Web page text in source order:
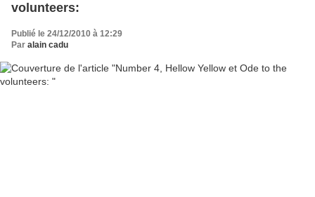
volunteers:
Publié le 24/12/2010 à 12:29
Par alain cadu